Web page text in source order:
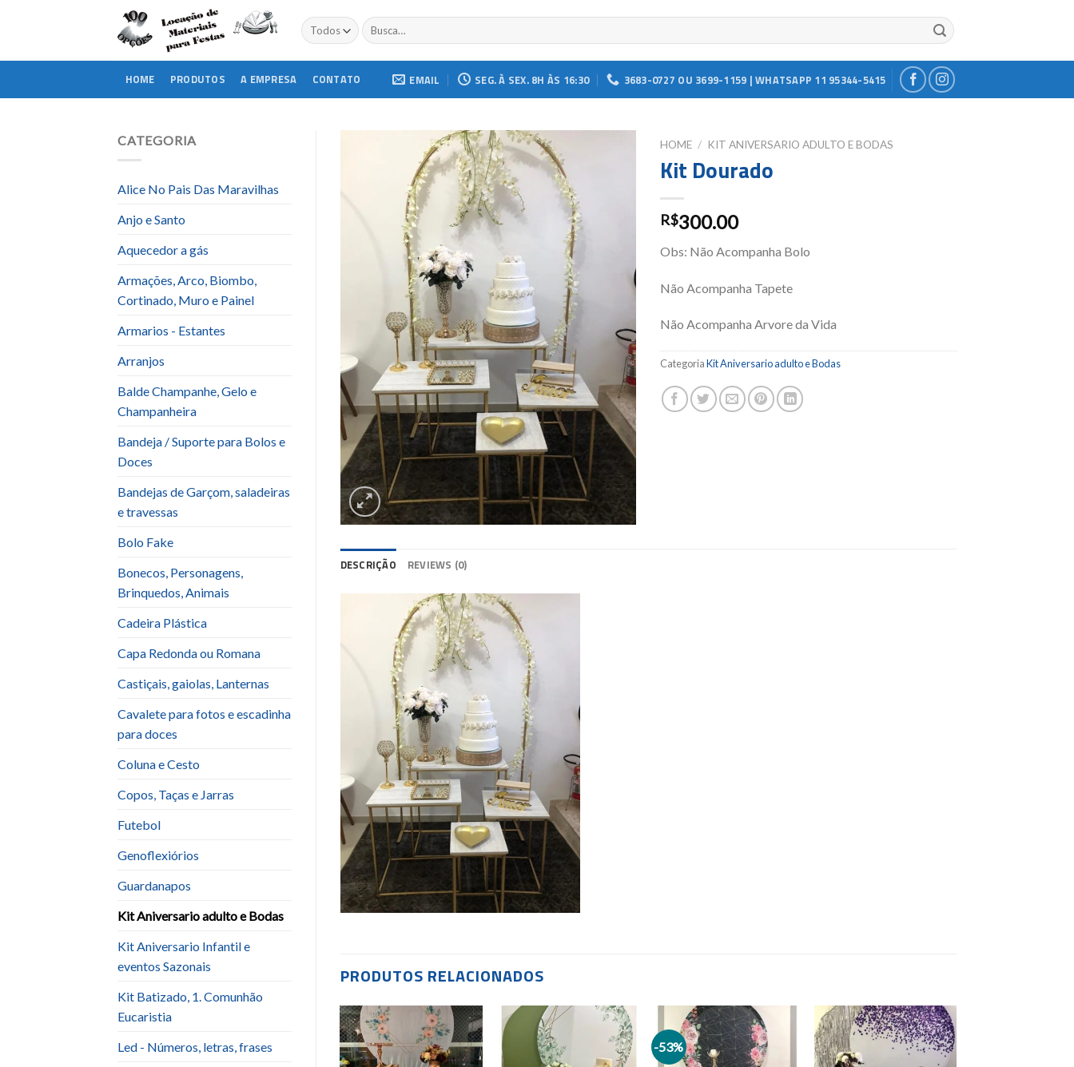
Buscar
por:
HOME PRODUTOS A EMPRESA CONTATO EMAIL SEG. À SEX. 8H ÀS 16:30 3683-0727 OU 3699-1159 | WHATSAPP 11 95344-5415
CATEGORIA
Alice No Pais Das Maravilhas
Anjo e Santo
Aquecedor a gás
Armações, Arco, Biombo,
Cortinado, Muro e Painel
Armarios - Estantes
Arranjos
Balde Champanhe, Gelo e
Champanheira
Bandeja / Suporte para Bolos e
Doces
Bandejas de Garçom, saladeiras
e travessas
Bolo Fake
Bonecos, Personagens,
Brinquedos, Animais
Cadeira Plástica
Capa Redonda ou Romana
Castiçais, gaiolas, Lanternas
Cavalete para fotos e escadinha
para doces
Coluna e Cesto
Copos, Taças e Jarras
Futebol
Genoflexiórios
Guardanapos
Kit Aniversario adulto e Bodas
Kit Aniversario Infantil e
eventos Sazonais
Kit Batizado, 1. Comunhão
Eucaristia
Led - Números, letras, frases
HOME / KIT ANIVERSARIO ADULTO E BODAS
Kit Dourado
R$300.00
Obs: Não Acompanha Bolo
Não Acompanha Tapete
Não Acompanha Arvore da Vida
CategoriaKit Aniversario adulto e Bodas
DESCRIÇÃO REVIEWS (0)
PRODUTOS RELACIONADOS
Add to
wishlist
Add to
wishlist
-53%
Add to
wishlist
Add to
wishlist
Add to